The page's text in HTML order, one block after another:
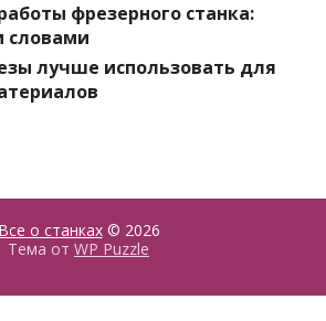
фрезерного станка:
словами
лучше использовать для
Все о станках© 2026
Тема от WP Puzzle